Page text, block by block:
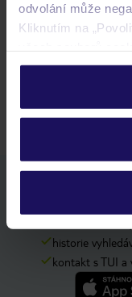
odvolání může
Kliknutím na
personalizovat v
Podrobné
ochrany osobních
Sunshine
THAJSKO BANGKOK
historie
kontakt s TUI a